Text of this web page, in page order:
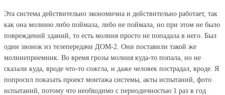
Эта система действительно экономична и действительно работает, так
как она молнию либо поймала, либо не поймала, но при этом не было
повреждений зданий, то есть молния просто не попадала в него. Был
один звонок из телепередачи ДОМ-2. Они поставили такой же
молниеприемник. Во время грозы молния куда-то попала, но не
сказали куда, вроде что-то сожгла, и даже человек пострадал, вроде. Я
попросил показать проект монтажа системы, акты испытаний, фото
испытаний, потому что необходимо с периодичностью 1 раз в год